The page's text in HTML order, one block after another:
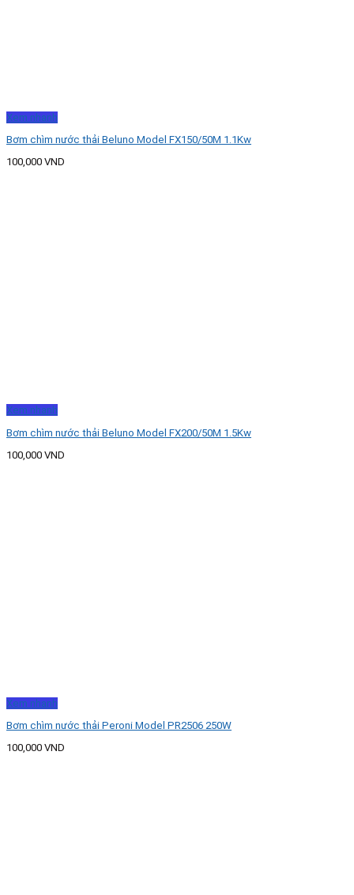
Xem nhanh
Bơm chìm nước thải Beluno Model FX150/50M 1.1Kw
100,000 VND
Xem nhanh
Bơm chìm nước thải Beluno Model FX200/50M 1.5Kw
100,000 VND
Xem nhanh
Bơm chìm nước thải Peroni Model PR2506 250W
100,000 VND